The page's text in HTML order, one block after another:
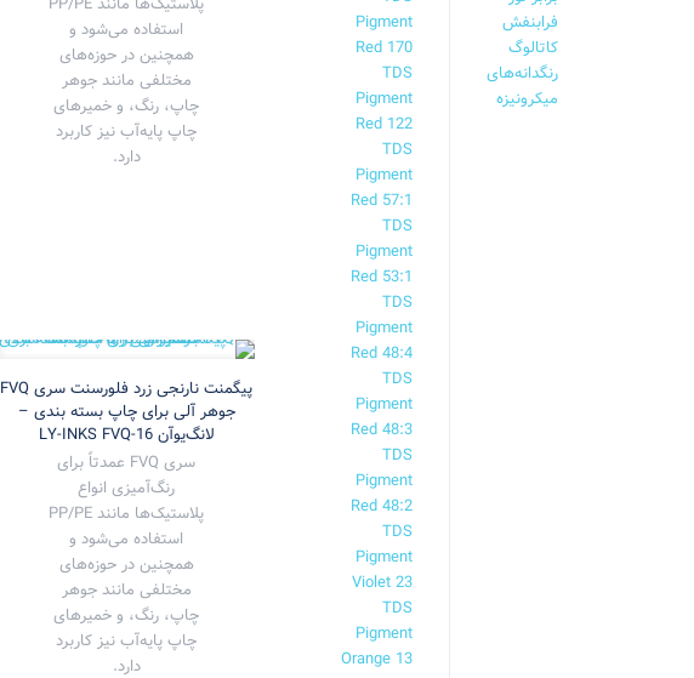
استفاده می‌شود و
همچنین در حوزه‌های
مختلفی مانند جوهر
چاپ، رنگ، و خمیرهای
چاپ پایه‌آب نیز کاربرد
دارد.
پیگمنت نارنجی زرد فلورسنت سری FVQ
جوهر آلی برای چاپ بسته بندی –
لانگ‌یوآن LY-INKS FVQ-16
سری FVQ عمدتاً برای
رنگ‌آمیزی انواع
پلاستیک‌ها مانند PP/PE
استفاده می‌شود و
همچنین در حوزه‌های
مختلفی مانند جوهر
چاپ، رنگ، و خمیرهای
چاپ پایه‌آب نیز کاربرد
دارد.
فرابنفش
کاتالوگ
رنگدانه‌های
میکرونیزه
Pigment
Red 170
TDS
Pigment
Red 122
TDS
Pigment
Red 57:1
TDS
Pigment
Red 53:1
TDS
Pigment
Red 48:4
TDS
Pigment
Red 48:3
TDS
Pigment
Red 48:2
TDS
Pigment
Violet 23
TDS
Pigment
Orange 13